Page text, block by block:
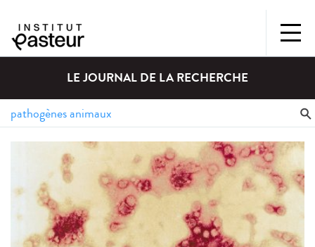
LE JOURNAL DE LA RECHERCHE